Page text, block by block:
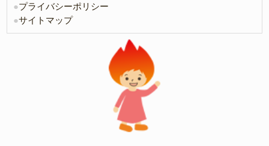
●プライバシーポリシー
●サイトマップ